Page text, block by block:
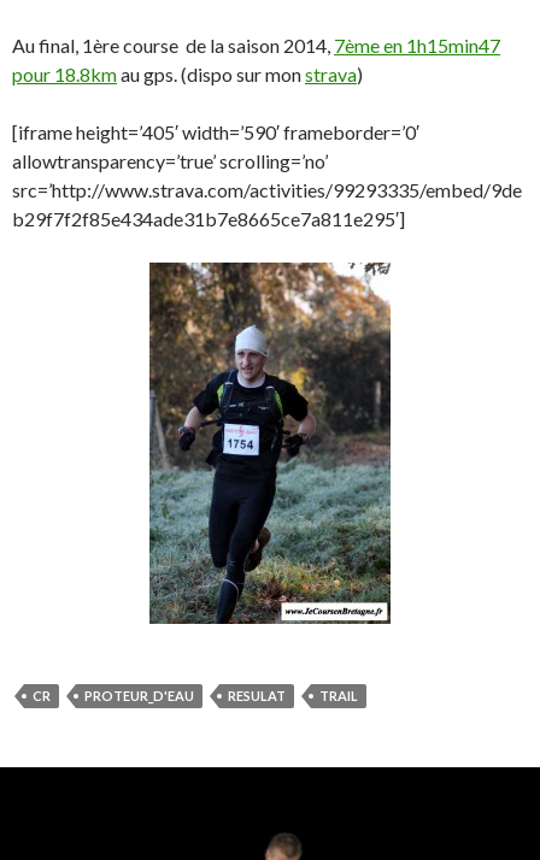
Au final, 1ère course de la saison 2014, 7ème en 1h15min47
pour 18.8kmau gps. (dispo sur monstrava)
[iframe height=’405′ width=’590′ frameborder=’0′
allowtransparency=’true’ scrolling=’no’
src=’http://www.strava.com/activities/99293335/embed/9de
b29f7f2f85e434ade31b7e8665ce7a811e295′]
CR PROTEUR_D'EAU RESULAT TRAIL